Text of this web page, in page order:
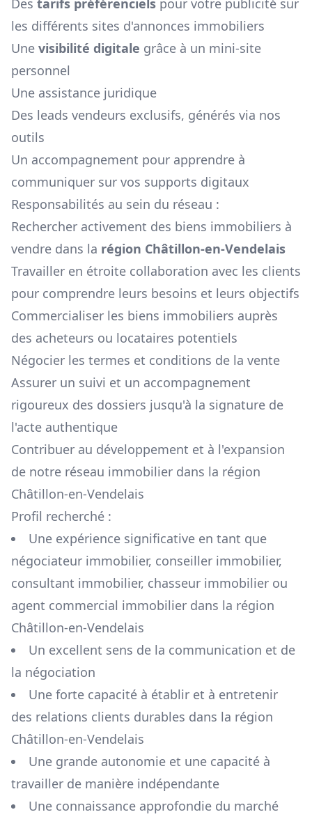
Des tarifs préférenciels pour votre publicité sur
les différents sites d'annonces immobiliers
Une visibilité digitale grâce à un mini-site
personnel
Une assistance juridique
Des leads vendeurs exclusifs, générés via nos
outils
Un accompagnement pour apprendre à
communiquer sur vos supports digitaux
Responsabilités au sein du réseau :
Rechercher activement des biens immobiliers à
vendre dans la région Châtillon-en-Vendelais
Travailler en étroite collaboration avec les clients
pour comprendre leurs besoins et leurs objectifs
Commercialiser les biens immobiliers auprès
des acheteurs ou locataires potentiels
Négocier les termes et conditions de la vente
Assurer un suivi et un accompagnement
rigoureux des dossiers jusqu'à la signature de
l'acte authentique
Contribuer au développement et à l'expansion
de notre réseau immobilier dans la région
Châtillon-en-Vendelais
Profil recherché :
Une expérience significative en tant que
négociateur immobilier, conseiller immobilier,
consultant immobilier, chasseur immobilier ou
agent commercial immobilier dans la région
Châtillon-en-Vendelais
Un excellent sens de la communication et de
la négociation
Une forte capacité à établir et à entretenir
des relations clients durables dans la région
Châtillon-en-Vendelais
Une grande autonomie et une capacité à
travailler de manière indépendante
Une connaissance approfondie du marché